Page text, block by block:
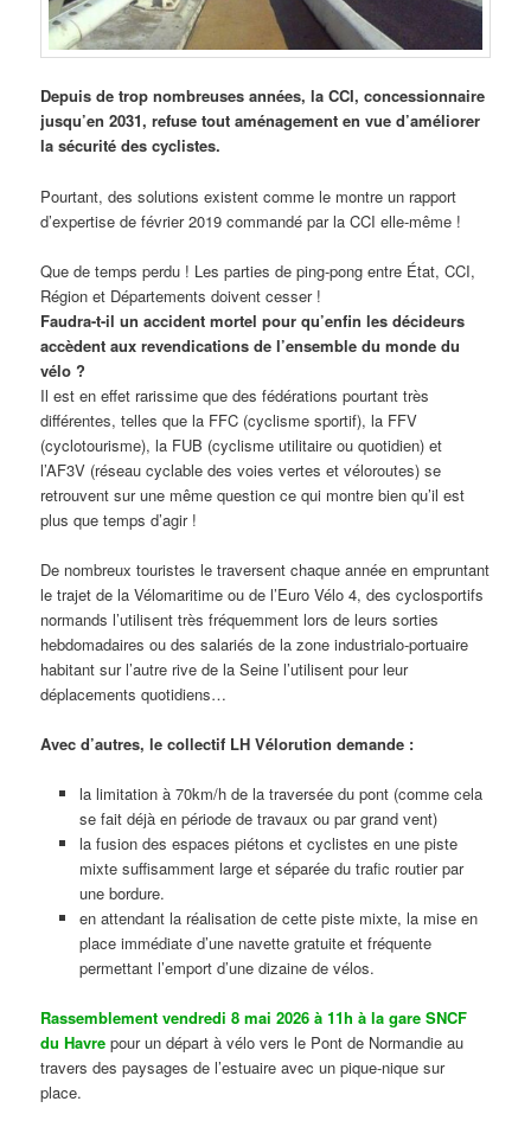
Depuis de trop nombreuses années, la CCI, concessionnaire
jusqu’en 2031, refuse tout aménagement en vue d’améliorer
la sécurité des cyclistes.
Pourtant, des solutions existent comme le montre un rapport
d’expertise de février 2019 commandé par la CCI elle-même !
Que de temps perdu ! Les parties de ping-pong entre État, CCI,
Région et Départements doivent cesser !
Faudra-t-il un accident mortel pour qu’enfin les décideurs
accèdent aux revendications de l’ensemble du monde du
vélo ?
Il est en effet rarissime que des fédérations pourtant très
différentes, telles que la FFC (cyclisme sportif), la FFV
(cyclotourisme), la FUB (cyclisme utilitaire ou quotidien) et
l’AF3V (réseau cyclable des voies vertes et véloroutes) se
retrouvent sur une même question ce qui montre bien qu’il est
plus que temps d’agir !
De nombreux touristes le traversent chaque année en empruntant
le trajet de la Vélomaritime ou de l’Euro Vélo 4, des cyclosportifs
normands l’utilisent très fréquemment lors de leurs sorties
hebdomadaires ou des salariés de la zone industrialo-portuaire
habitant sur l’autre rive de la Seine l’utilisent pour leur
déplacements quotidiens…
Avec d’autres, le collectif LH Vélorution demande :
la limitation à 70km/h de la traversée du pont (comme cela
se fait déjà en période de travaux ou par grand vent)
la fusion des espaces piétons et cyclistes en une piste
mixte suffisamment large et séparée du trafic routier par
une bordure.
en attendant la réalisation de cette piste mixte, la mise en
place immédiate d’une navette gratuite et fréquente
permettant l’emport d’une dizaine de vélos.
Rassemblement vendredi 8 mai 2026 à 11h à la gare SNCF
du Havre pour un départ à vélo vers le Pont de Normandie au
travers des paysages de l’estuaire avec un pique-nique sur
place.